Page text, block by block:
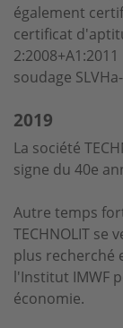
également
certificat
soudage
2019
La société
signe du 40e
Autre temps
TECHNOLIT se
plus recherché
l'Institut IMWF
économie.